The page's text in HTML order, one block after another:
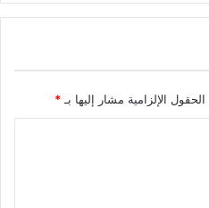
الحقول الإلزامية مشار إليها بـ *